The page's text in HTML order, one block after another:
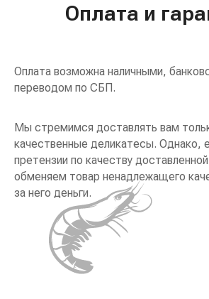
Оплата и
Оплата возможна наличными,
переводом по СБП.
Мы стремимся доставлять вам
качественные деликатесы. Однако,
претензии по качеству
обменяем товар ненадлежащего
за него деньги.